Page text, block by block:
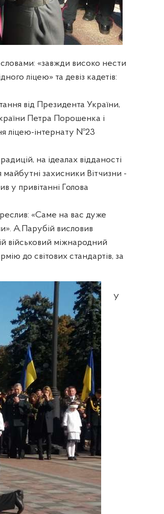
словами: «завжди високо нести
ліцею» та девіз кадетів:
від Президента України,
Петра Порошенка і
ліцею-інтернату №23
на ідеалах відданості
майбутні захисники Вітчизни -
у привітанні Голова
«Саме на вас дуже
А.Парубій висловив
військовий міжнародний
до світових стандартів, за
У